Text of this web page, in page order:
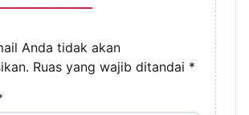
Anda tidak akan
Ruas yang wajib ditandai *